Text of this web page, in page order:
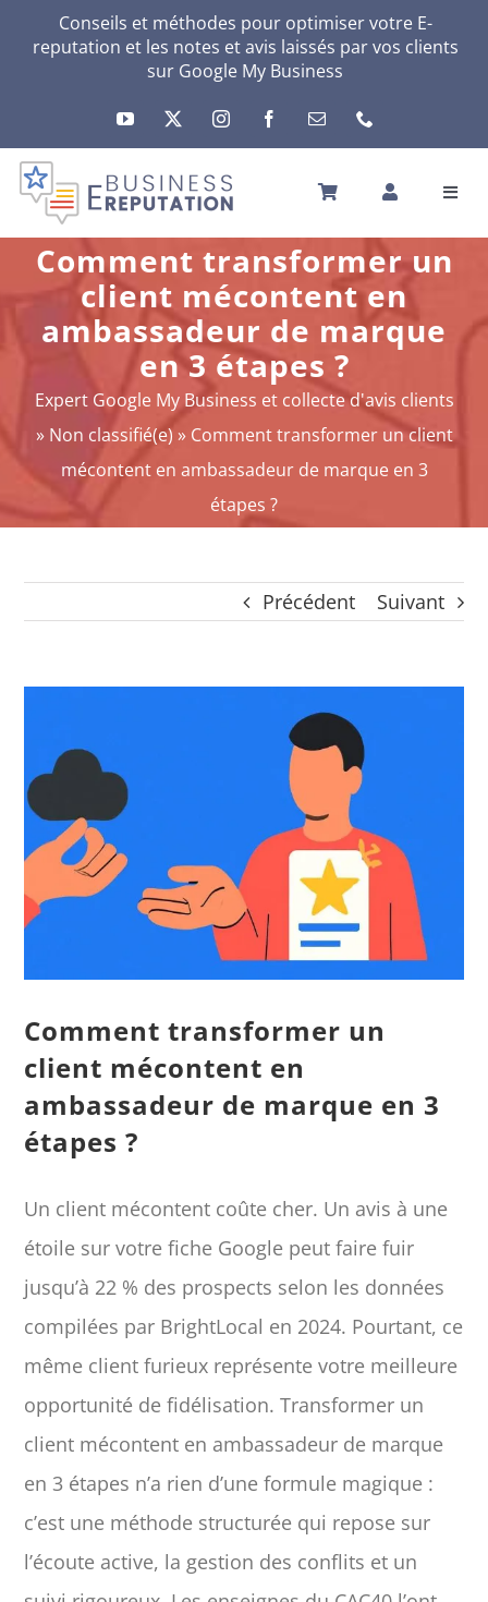
Conseils et méthodes pour optimiser votre E-
reputation et les notes et avis laissés par vos clients
sur Google My Business
ACCUEIL
VOTRE E-RÉPUTATION
VOTRE ACTIVITÉ
AUTRES SOLUTIONS
ACTU
A PROPOS
mon compte
RECHERCHER:
Français
Comment transformer un
client mécontent en
ambassadeur de marque
en 3 étapes ?
Expert Google My Business et collecte d'avis clients
» Non classifié(e) » Comment transformer un client
mécontent en ambassadeur de marque en 3
étapes ?
Précédent Suivant
l'image
agrandie
Comment transformer un
client mécontent en
ambassadeur de marque en 3
étapes ?
Un client mécontent coûte cher. Un avis à une
étoile sur votre fiche Google peut faire fuir
jusqu’à 22 % des prospects selon les données
compilées par BrightLocal en 2024. Pourtant, ce
même client furieux représente votre meilleure
opportunité de fidélisation. Transformer un
client mécontent en ambassadeur de marque
en 3 étapes n’a rien d’une formule magique :
c’est une méthode structurée qui repose sur
l’écoute active, la gestion des conflits et un